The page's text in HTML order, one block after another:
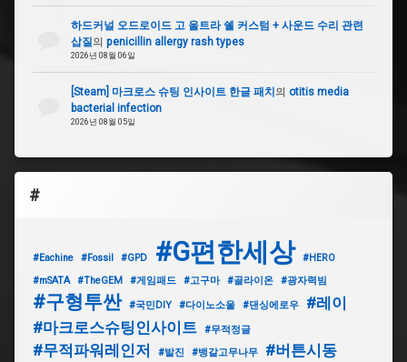
하드커널 오드로이드 고 울트라 쉘 커스텀 + 사운드 수리 관련
삽질의 penicillin allergy rash types
2026년 08월 06일
[Steam] 마크로스 슈팅 인사이트 한글 패치의 otitis media
bacterial infection
2026년 08월 05일
#
#Eachine #Fossil #GPD #G편한세상
#HERO
#mSATA
#TheGEM #게임패드 #고구마 #골라이온 #광자력빔
#구형투싼 #국민DIY #다이노소울 #댄싱에로우
#레이
#마크로스슈팅인사이트
#무적정글
#무적파워레인저 #발진 #뱅갈고무나무 #버튼시동